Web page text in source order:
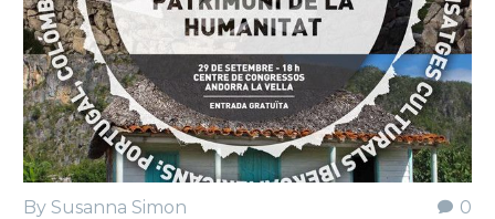
0
By Susanna Simon